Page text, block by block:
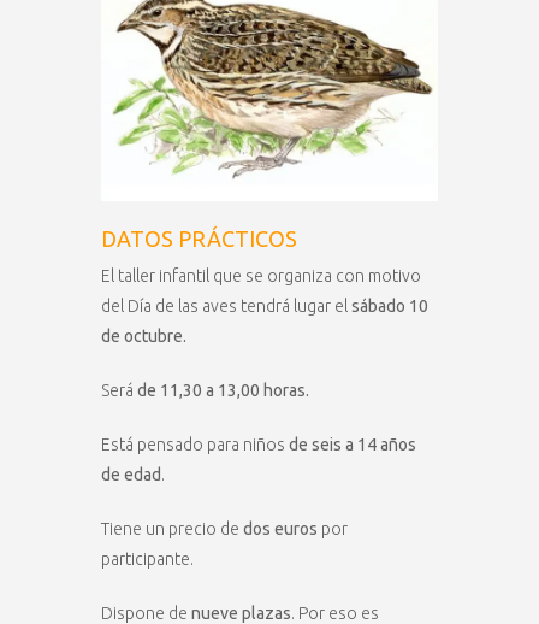
DATOS PRÁCTICOS
El taller infantil que se organiza con motivo
del Día de las aves tendrá lugar el sábado 10
de octubre.
Será de 11,30 a 13,00 horas.
Está pensado para niños de seis a 14 años
de edad.
Tiene un precio de dos euros por
participante.
Dispone de nueve plazas. Por eso es